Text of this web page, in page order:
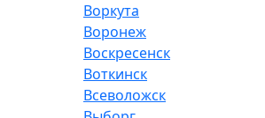
Воркута
Воронеж
Воскресенск
Воткинск
Всеволожск